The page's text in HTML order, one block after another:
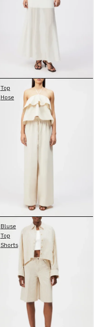
Top
Hose
Bluse
Top
Shorts